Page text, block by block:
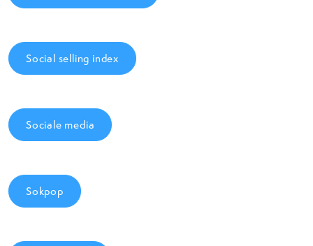
Social selling index
Sociale media
Sokpop